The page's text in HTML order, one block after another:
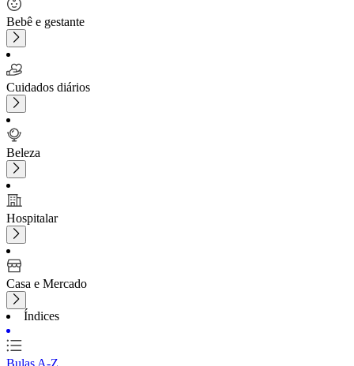
Bebê e gestante
Cuidados diários
Beleza
Hospitalar
Casa e Mercado
Índices
Bulas A-Z